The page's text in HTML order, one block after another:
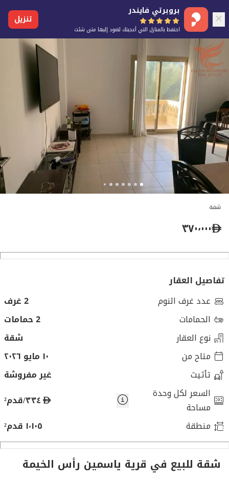
بروبرتي فايندر
احتفظ بالمنازل التي أعجبتك لتعود إليها متى شئت
تنزيل
شقة
٣٧٠٬٠٠٠
تفاصيل العقار
عدد غرف النوم
2 غرف
الحمامات
2 حمامات
نوع العقار
شقة
متاح من
١٠ مايو ٢٠٢٦
تأثيث
غير مفروشة
السعر لكل وحدة
مساحة
د
ه
م
٣٣٤/قدم²
منطقة
١٬١٠٥ قدم²
شقة للبيع في قرية ياسمين رأس الخيمة